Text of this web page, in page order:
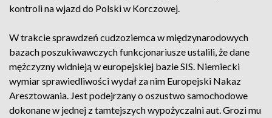
kontroli na wjazd do Polski w Korczowej.
W trakcie sprawdzeń cudzoziemca w międzynarodowych
bazach poszukiwawczych funkcjonariusze ustalili, że dane
mężczyzny widnieją w europejskiej bazie SIS. Niemiecki
wymiar sprawiedliwości wydał za nim Europejski Nakaz
Aresztowania. Jest podejrzany o oszustwo samochodowe
dokonane w jednej z tamtejszych wypożyczalni aut. Grozi mu